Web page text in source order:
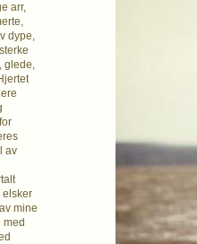
arr,
dype,
glede,
av
elsker
mine
med